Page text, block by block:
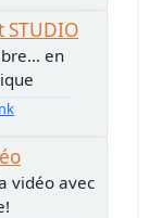
STUDIO
en
vidéo avec